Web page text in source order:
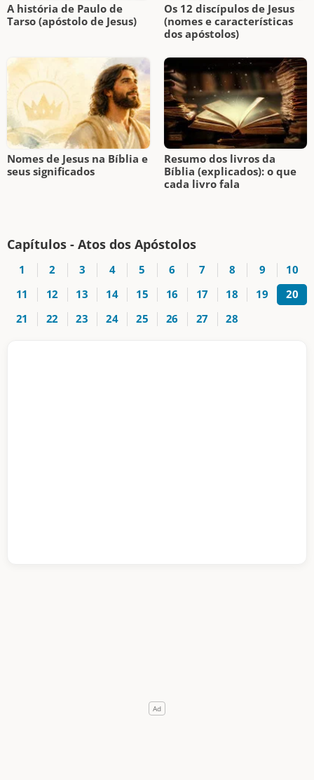
A história de Paulo de
Tarso (apóstolo de Jesus)
Os 12 discípulos de Jesus
(nomes e características
dos apóstolos)
Nomes de Jesus na Bíblia e
seus significados
Resumo dos livros da
Bíblia (explicados): o que
cada livro fala
Capítulos - Atos dos Apóstolos
1 2 3 4 5 6 7 8 9
10
11
12 13 14 15 16 17 18 19
20
21
22 23 24 25 26 27 28